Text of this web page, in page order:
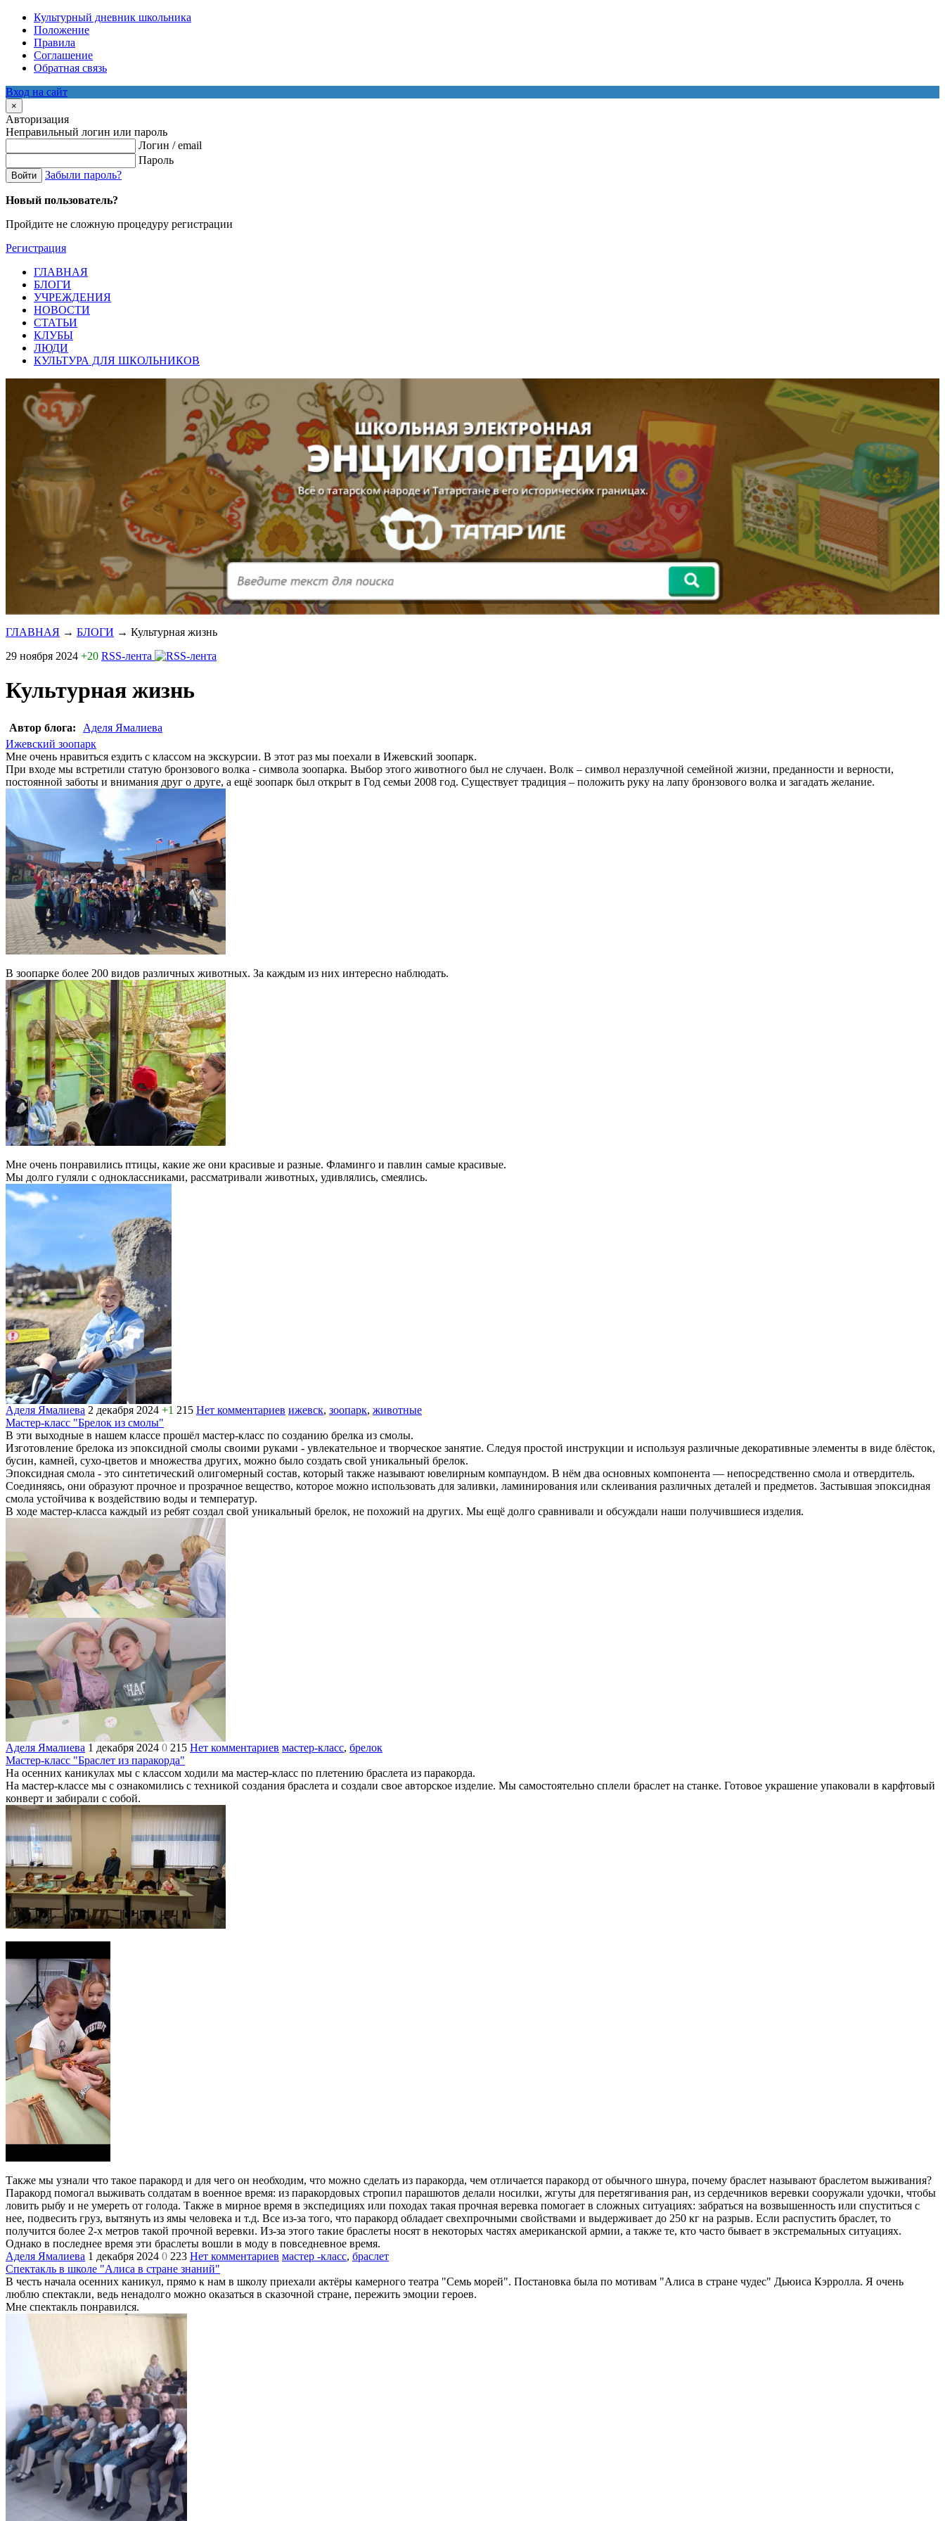
Культурный дневник школьника
Положение
Правила
Соглашение
Обратная связь
Вход на сайт
×
Авторизация
Неправильный логин или пароль
Логин / email
Пароль
Войти Забыли пароль?
Новый пользователь?
Пройдите не сложную процедуру регистрации
Регистрация
ГЛАВНАЯ
БЛОГИ
УЧРЕЖДЕНИЯ
НОВОСТИ
СТАТЬИ
КЛУБЫ
ЛЮДИ
КУЛЬТУРА ДЛЯ ШКОЛЬНИКОВ
ГЛАВНАЯ → БЛОГИ → Культурная жизнь
29 ноября 2024 +20 RSS-лента
Культурная жизнь
Автор блога:
Аделя Ямалиева
Ижевский зоопарк
Мне очень нравиться ездить с классом на экскурсии. В этот раз мы поехали в Ижевский зоопарк.
При входе мы встретили статую бронзового волка - символа зоопарка. Выбор этого животного был не случаен. Волк – символ неразлучной семейной жизни, преданности и верности,
постоянной заботы и внимания друг о друге, а ещё зоопарк был открыт в Год семьи 2008 год. Существует традиция – положить руку на лапу бронзового волка и загадать желание.
В зоопарке более 200 видов различных животных. За каждым из них интересно наблюдать.
Мне очень понравились птицы, какие же они красивые и разные. Фламинго и павлин самые красивые.
Мы долго гуляли с одноклассниками, рассматривали животных, удивлялись, смеялись.
Аделя Ямалиева 2 декабря 2024 +1 215 Нет комментариев ижевск, зоопарк, животные
Мастер-класс "Брелок из смолы"
В эти выходные в нашем классе прошёл мастер-класс по созданию брелка из смолы.
Изготовление брелока из эпоксидной смолы своими руками - увлекательное и творческое занятие. Следуя простой инструкции и используя различные декоративные элементы в виде блёсток,
бусин, камней, сухо-цветов и множества других, можно было создать свой уникальный брелок.
Эпоксидная смола - это синтетический олигомерный состав, который также называют ювелирным компаундом. В нём два основных компонента — непосредственно смола и отвердитель.
Соединяясь, они образуют прочное и прозрачное вещество, которое можно использовать для заливки, ламинирования или склеивания различных деталей и предметов. Застывшая эпоксидная
смола устойчива к воздействию воды и температур.
В ходе мастер-класса каждый из ребят создал свой уникальный брелок, не похожий на других. Мы ещё долго сравнивали и обсуждали наши получившиеся изделия.
Аделя Ямалиева 1 декабря 2024 0 215 Нет комментариев мастер-класс, брелок
Мастер-класс "Браслет из паракорда"
На осенних каникулах мы с классом ходили ма мастер-класс по плетению браслета из паракорда.
На мастер-классе мы с ознакомились с техникой создания браслета и создали свое авторское изделие. Мы самостоятельно сплели браслет на станке. Готовое украшение упаковали в карфтовый
конверт и забирали с собой.
Также мы узнали что такое паракорд и для чего он необходим, что можно сделать из паракорда, чем отличается паракорд от обычного шнура, почему браслет называют браслетом выживания?
Паракорд помогал выживать солдатам в военное время: из паракордовых стропил парашютов делали носилки, жгуты для перетягивания ран, из сердечников веревки сооружали удочки, чтобы
ловить рыбу и не умереть от голода. Также в мирное время в экспедициях или походах такая прочная веревка помогает в сложных ситуациях: забраться на возвышенность или спуститься с
нее, подвесить груз, вытянуть из ямы человека и т.д. Все из-за того, что паракорд обладает свехпрочными свойствами и выдерживает до 250 кг на разрыв. Если распустить браслет, то
получится более 2-х метров такой прочной веревки. Из-за этого такие браслеты носят в некоторых частях американской армии, а также те, кто часто бывает в экстремальных ситуациях.
Однако в последнее время эти браслеты вошли в моду в повседневное время.
Аделя Ямалиева 1 декабря 2024 0 223 Нет комментариев мастер -класс, браслет
Спектакль в школе "Алиса в стране знаний"
В честь начала осенних каникул, прямо к нам в школу приехали актёры камерного театра "Семь морей". Постановка была по мотивам "Алиса в стране чудес" Дьюиса Кэрролла. Я очень
люблю спектакли, ведь ненадолго можно оказаться в сказочной стране, пережить эмоции героев.
Мне спектакль понравился.